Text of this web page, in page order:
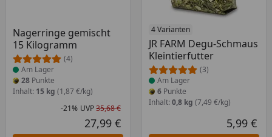
Nagerringe gemischt
15 Kilogramm
(4)
Produkt am Lager
Am Lager
28 Punkte
Inhalt: 15 kg (1,87 €/kg)
Rabatt in Prozent
-21%
Ursprünglicher Preis
UVP35,68 €
Aktueller Preis
27,99 €
4 Varianten
JR FARM Degu-Schmaus
Kleintierfutter
(3)
Produkt am Lager
Am Lager
6 Punkte
Inhalt: 0,8 kg (7,49 €/kg)
5,99 €